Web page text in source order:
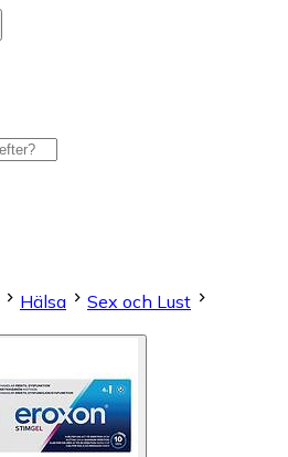
Hälsa
Sex och Lust